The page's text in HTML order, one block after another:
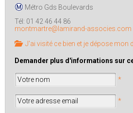
Métro Gds Boulevards
Tél: 01 42 46 44 86
montmartre@lamirand-associes.com
J'ai visité ce bien et je dépose mon
Demander plus d'informations sur
*
*